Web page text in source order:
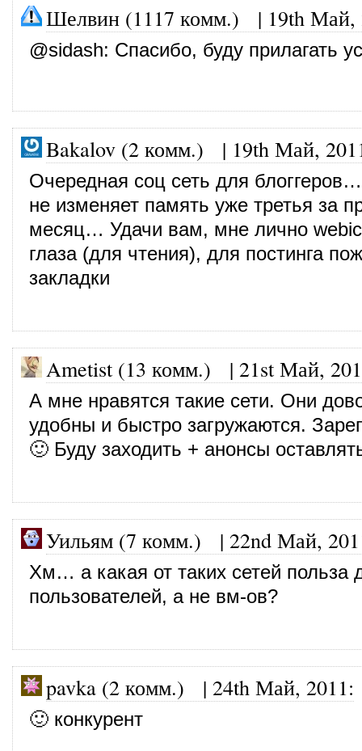
Шелвин (1117 комм.) | 19th Май,
@sidash: Спасибо, буду прилагать
Bakalov (2 комм.) | 19th Май,
Очередная соц сеть для
не изменяет память уже третья за
месяц… Удачи вам, мне лично
глаза (для чтения), для постинга
закладки
Ametist (13 комм.) | 21st Май,
А мне нравятся такие сети. Они
удобны и быстро загружаются.
🙂 Буду заходить + анонсы
Уильям (7 комм.) | 22nd Май,
Хм… а какая от таких сетей польза
пользователей, а не вм-ов?
pavka (2 комм.) | 24th Май, 2011:
🙂 конкурент